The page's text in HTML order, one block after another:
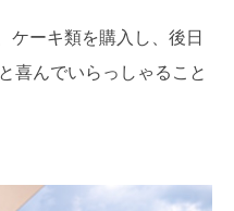
ーキ類を購入し、後日
と喜んでいらっしゃること